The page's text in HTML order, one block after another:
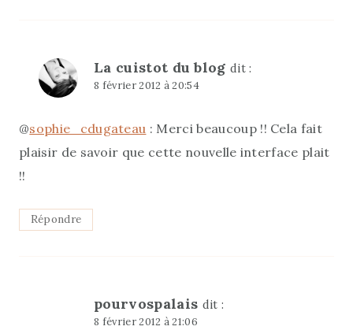
La cuistot du blog dit :
8 février 2012 à 20:54
@sophie_cdugateau : Merci beaucoup !! Cela fait
plaisir de savoir que cette nouvelle interface plait
!!
Répondre
pourvospalais dit :
8 février 2012 à 21:06